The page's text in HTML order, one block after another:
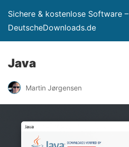
Sichere & kostenlose Software –
DeutscheDownloads.de
Java
Martin Jørgensen